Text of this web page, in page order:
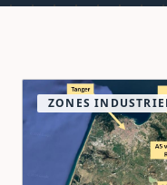
ZONES